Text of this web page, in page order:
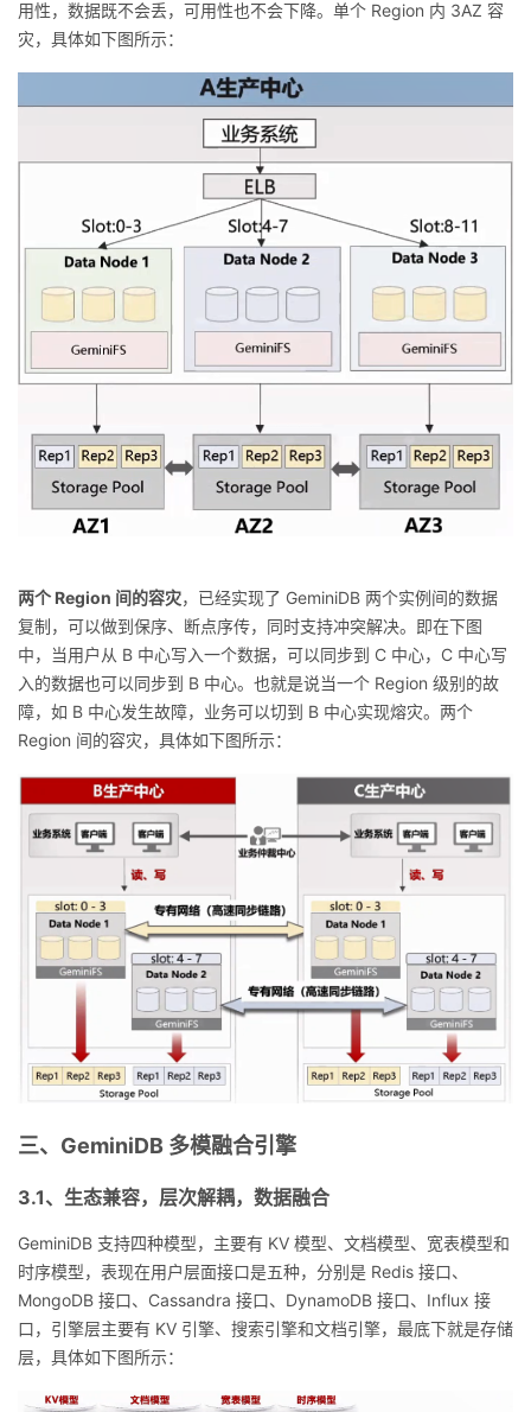
用性，数据既不会丢，可用性也不会下降。单个 Region 内 3AZ 容
灾，具体如下图所示：
两个 Region 间的容灾，已经实现了 GeminiDB 两个实例间的数据
复制，可以做到保序、断点序传，同时支持冲突解决。即在下图
中，当用户从 B 中心写入一个数据，可以同步到 C 中心，C 中心写
入的数据也可以同步到 B 中心。也就是说当一个 Region 级别的故
障，如 B 中心发生故障，业务可以切到 B 中心实现熔灾。两个
Region 间的容灾，具体如下图所示：
三、GeminiDB 多模融合引擎
3.1、生态兼容，层次解耦，数据融合
GeminiDB 支持四种模型，主要有 KV 模型、文档模型、宽表模型和
时序模型，表现在用户层面接口是五种，分别是 Redis 接口、
MongoDB 接口、Cassandra 接口、DynamoDB 接口、Influx 接
口，引擎层主要有 KV 引擎、搜索引擎和文档引擎，最底下就是存储
层，具体如下图所示：